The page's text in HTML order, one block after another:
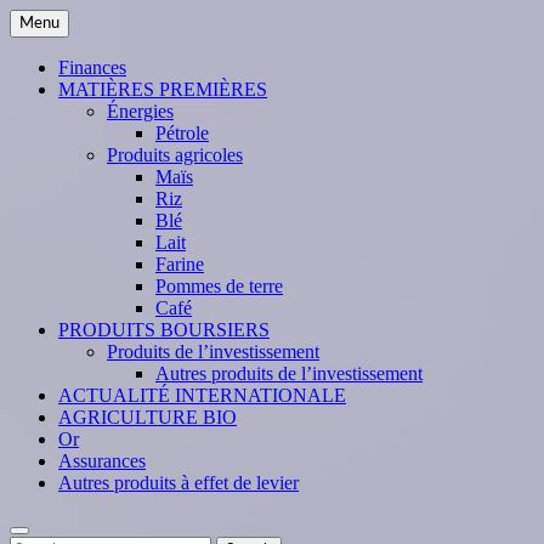
Skip
to
content
Menu
Finances
MATIÈRES PREMIÈRES
Énergies
Pétrole
Produits agricoles
Maïs
Riz
Blé
Lait
Farine
Pommes de terre
Café
PRODUITS BOURSIERS
Produits de l’investissement
Autres produits de l’investissement
ACTUALITÉ INTERNATIONALE
AGRICULTURE BIO
Or
Assurances
Autres produits à effet de levier
Search